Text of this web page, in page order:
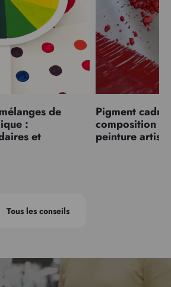
de
:
et
Pigment
composition
peinture
Tous les conseils